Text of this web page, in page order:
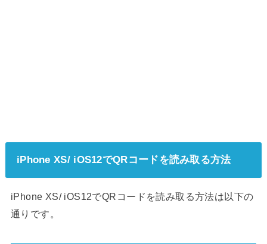
iPhone XS/ iOS12でQRコードを読み取る方法
iPhone XS/ iOS12でQRコードを読み取る方法は以下の
通りです。